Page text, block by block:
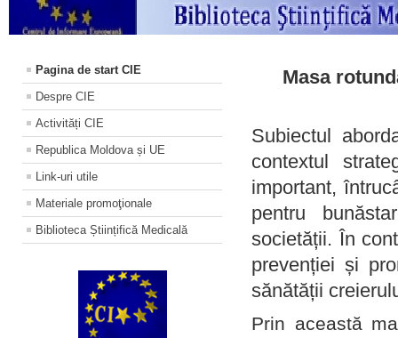
Pagina de start CIE
Despre CIE
Activități CIE
Republica Moldova și UE
Link-uri utile
Materiale promoţionale
Biblioteca Științifică Medicală
Masa
Subiectul
contextul
important,
pentru
societății. În
prevenției și
sănătății
Prin această